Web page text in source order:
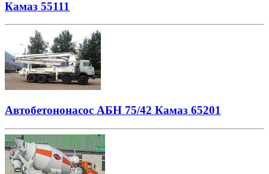
Камаз 55111
Автобетононасос АБН 75/42 Камаз 65201